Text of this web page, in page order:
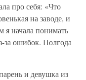
про себя: «Что
на заводе, и
я начала понимать
за ошибок. Полгода
и девушка из